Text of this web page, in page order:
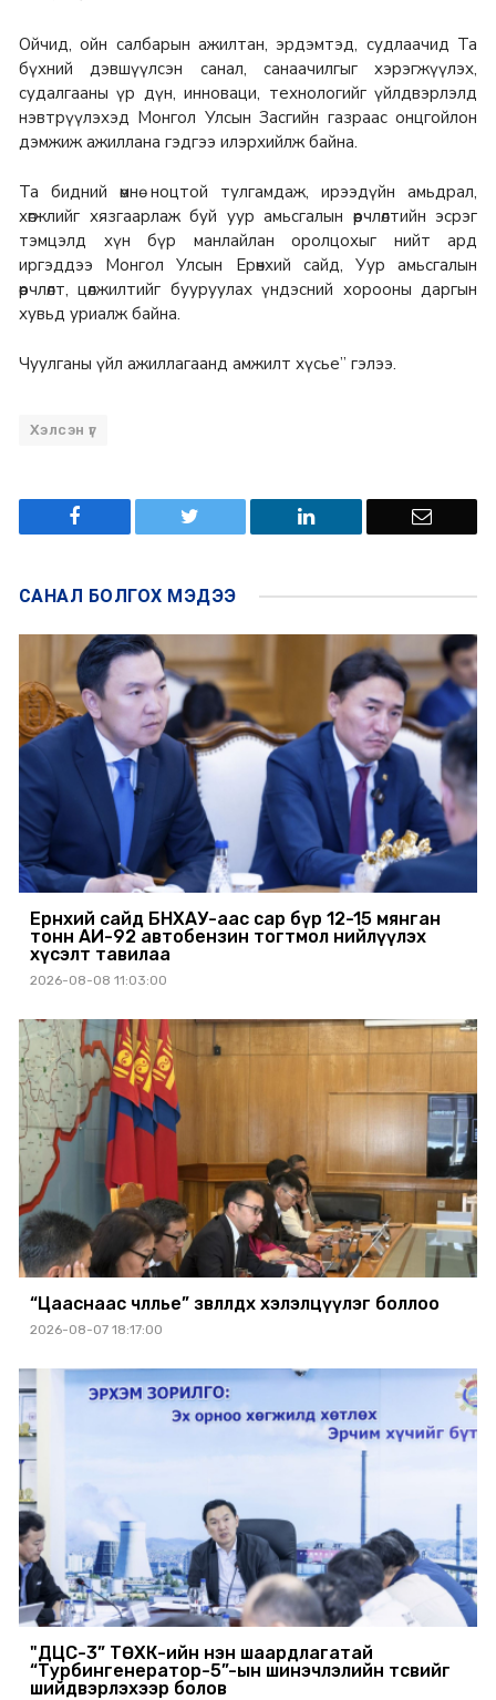
Ойчид, ойн салбарын ажилтан, эрдэмтэд, судлаачид Та
бүхний дэвшүүлсэн санал, санаачилгыг хэрэгжүүлэх,
судалгааны үр дүн, инноваци, технологийг үйлдвэрлэлд
нэвтрүүлэхэд Монгол Улсын Засгийн газраас онцгойлон
дэмжиж ажиллана гэдгээ илэрхийлж байна.
Та бидний өмнө ноцтой тулгамдаж, ирээдүйн амьдрал,
хөгжлийг хязгаарлаж буй уур амьсгалын өөрчлөлтийн эсрэг
тэмцэлд хүн бүр манлайлан оролцохыг нийт ард
иргэддээ Монгол Улсын Ерөнхий сайд, Уур амьсгалын
өөрчлөлт, цөлжилтийг бууруулах үндэсний хорооны даргын
хувьд уриалж байна.
Чуулганы үйл ажиллагаанд амжилт хүсье” гэлээ.
Хэлсэн үг
САНАЛ БОЛГОХ МЭДЭЭ
Ерөнхий сайд БНХАУ-аас сар бүр 12-15 мянган
тонн АИ-92 автобензин тогтмол нийлүүлэх
хүсэлт тавилаа
2026-08-08 11:03:00
“Цааснаас чөлөөлье” зөвлөлдөх хэлэлцүүлэг боллоо
2026-08-07 18:17:00
"ДЦС-3” ТӨХК-ийн нэн шаардлагатай
“Турбингенератор-5”-ын шинэчлэлийн төсвийг
шийдвэрлэхээр болов